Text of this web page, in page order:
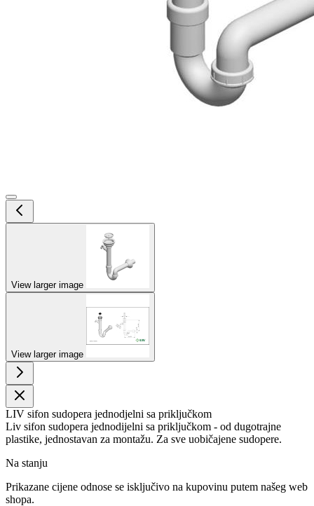
View larger image
View larger image
LIV sifon sudopera jednodjelni sa priključkom
Liv sifon sudopera jednodijelni sa priključkom - od dugotrajne
plastike, jednostavan za montažu. Za sve uobičajene sudopere.
Na stanju
Prikazane cijene odnose se isključivo na kupovinu putem našeg web
shopa.